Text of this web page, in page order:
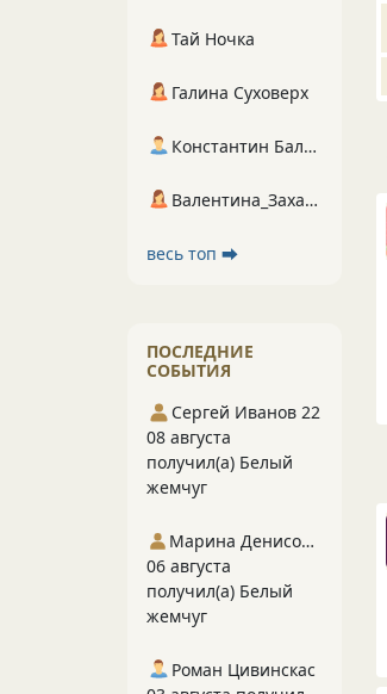
Тай Ночка
Галина Суховерх
Константин Балухта
Валентина_Захарова
весь топ ⮕
ПОСЛЕДНИЕ
СОБЫТИЯ
Сергей Иванов 22
08 августа
получил(а) Белый
жемчуг
Марина Денисова 5
06 августа
получил(а) Белый
жемчуг
Роман Цивинскас